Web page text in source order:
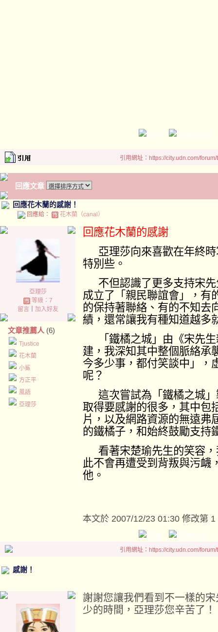
引用網址：https://city.udn.com/
回應文章
回應花木蘭的感謝！
回應給： 花木蘭（canal）
亞理莎
等級：7
留言｜ 加入好友
文章推薦人 (6)
Tjustice
花木蘭
小鯊
方正平
風語
亞理莎
回應花木蘭的感謝
亞理莎向來喜歡在年終
特別些。
不但認識了更多支持宋
成立了「親民聯誼會」，有
的保持著聯絡、有的不知去
績，還常讓我有種知道越多
「鐵橘之城」由《宋先
建，我深知其中整個脈絡承
今多少事，都付笑談中」，
呢？
這次嘗試為「鐵橘之城
取得要感謝的很多，其中包
片，以及網路資源的無遠弗
的鐵橘子，和始終鼓勵支持
看著宋楚瑜先生的笑容
此不會再遭受到背叛與污衊
他。
本文於 2007/12/23 01:30 修改第 1
引用網址：https://city.udn.com/
感謝！
謝謝您讓我們看到不一樣的
少的時間，亞理莎您辛苦了！